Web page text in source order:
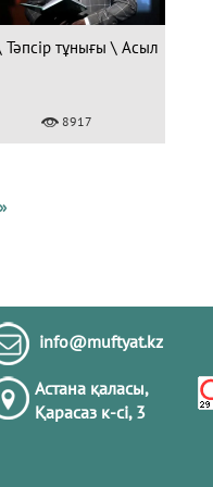
тұнығы \ Асыл
8917
»
info@muftyat.kz
Астана қаласы,
Қарасаз к-сi, 3